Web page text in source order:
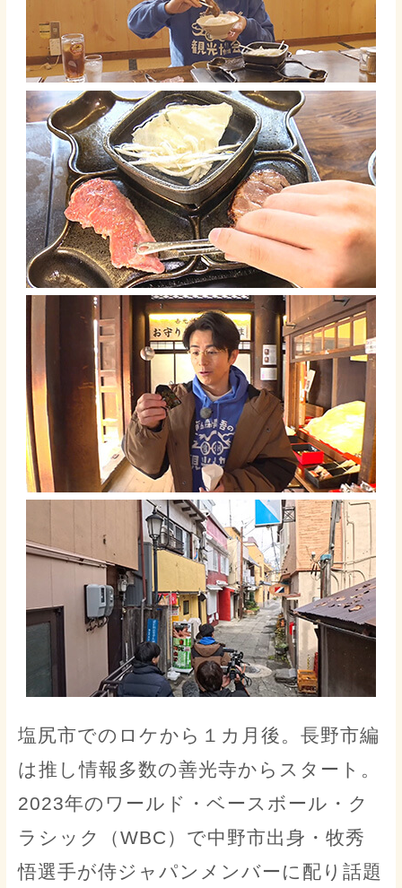
塩尻市でのロケから１カ月後。長野市編
は推し情報多数の善光寺からスタート。
2023年のワールド・ベースボール・ク
ラシック（WBC）で中野市出身・牧秀
悟選手が侍ジャパンメンバーに配り話題